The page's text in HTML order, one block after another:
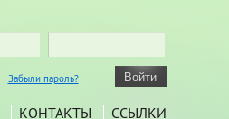
Забыли пароль?
КОНТАКТЫ ССЫЛКИ